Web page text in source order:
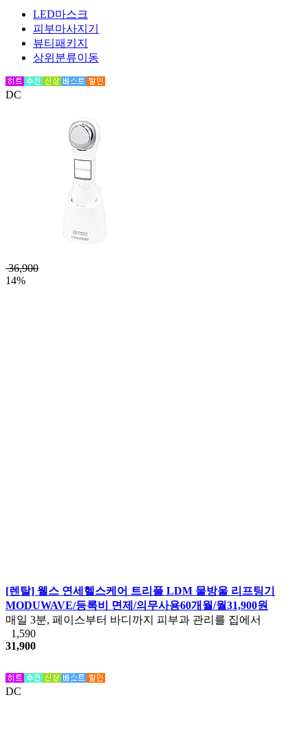
LED마스크
피부마사지기
뷰티패키지
상위분류이동
DC
36,900
14%
[렌탈] 웰스 연세헬스케어 트리플 LDM 물방울 리프팅기
MODUWAVE/등록비 면제/의무사용60개월/월31,900원
매일 3분, 페이스부터 바디까지 피부과 관리를 집에서
1,590
31,900
DC